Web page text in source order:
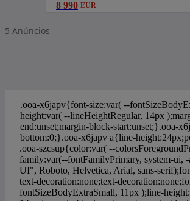
8 990 EUR
5 Anúncios